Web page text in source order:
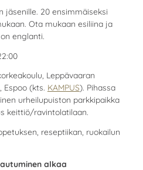
jäsenille. 20 ensimmäiseksi
Ota mukaan esiliina ja
englanti.
Leppävaaran
Espoo (kts. KAMPUS). Pihassa
urheilupuiston parkkipaikka
keittiö/ravintolatilaan.
reseptiikan, ruokailun
alkaa